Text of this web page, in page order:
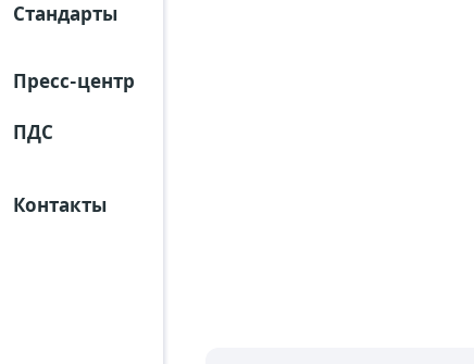
Стандарты
Пресс-центр
ПДС
Контакты